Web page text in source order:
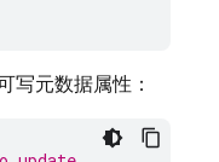
写元数据属性：